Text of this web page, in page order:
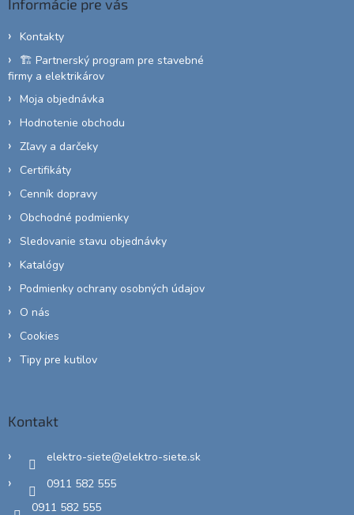
Informácie pre vás
Kontakty
🏗️ Partnerský program pre stavebné
firmy a elektrikárov
Moja objednávka
Hodnotenie obchodu
Zľavy a darčeky
Certifikáty
Cenník dopravy
Obchodné podmienky
Sledovanie stavu objednávky
Katalógy
Podmienky ochrany osobných údajov
O nás
Cookies
Tipy pre kutilov
Kontakt
elektro-siete@elektro-siete.sk
0911 582 555
0911 582 555